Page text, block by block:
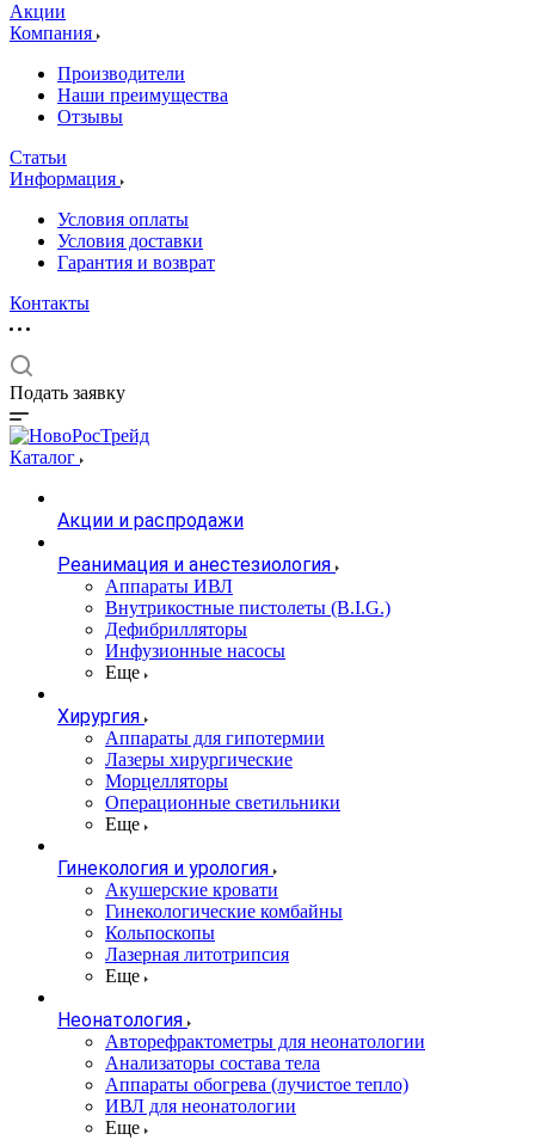
Акции
Компания
Производители
Наши преимущества
Отзывы
Статьи
Информация
Условия оплаты
Условия доставки
Гарантия и возврат
Контакты
Подать заявку
Каталог
Акции и распродажи
Реанимация и анестезиология
Аппараты ИВЛ
Внутрикостные пистолеты (B.I.G.)
Дефибрилляторы
Инфузионные насосы
Еще
Хирургия
Аппараты для гипотермии
Лазеры хирургические
Морцелляторы
Операционные светильники
Еще
Гинекология и урология
Акушерские кровати
Гинекологические комбайны
Кольпоскопы
Лазерная литотрипсия
Еще
Неонатология
Авторефрактометры для неонатологии
Анализаторы состава тела
Аппараты обогрева (лучистое тепло)
ИВЛ для неонатологии
Еще